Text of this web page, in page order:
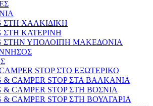
ΣΤΗ ΧΑΛΚΙΔΙΚΗ
ΣΤΗ ΚΑΤΕΡΙΝΗ
ΣΤΗΝ ΥΠΟΛΟΙΠΗ ΜΑΚΕΔΟΝΙΑ
STOP ΣΤΟ ΕΞΩΤΕΡΙΚΟ
CAMPER STOP ΣΤΑ ΒΑΛΚΑΝΙΑ
CAMPER STOP ΣΤΗ ΒΟΣΝΙΑ
CAMPER STOP ΣΤΗ ΒΟΥΛΓΑΡΙΑ